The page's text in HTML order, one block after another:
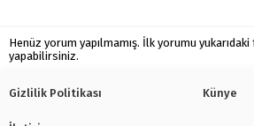
Henüz yorum yapılmamış. İlk yorumu yukarıdaki
yapabilirsiniz.
Gizlilik Politikası Künye